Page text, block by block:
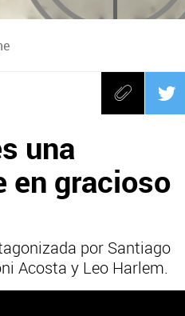
una
en gracioso
por Santiago
Acosta y Leo Harlem.